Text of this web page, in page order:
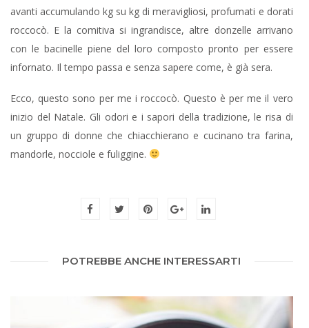
avanti accumulando kg su kg di meravigliosi, profumati e dorati
roccocò. E la comitiva si ingrandisce, altre donzelle arrivano
con le bacinelle piene del loro composto pronto per essere
infornato. Il tempo passa e senza sapere come, è già sera.
Ecco, questo sono per me i roccocò. Questo è per me il vero
inizio del Natale. Gli odori e i sapori della tradizione, le risa di
un gruppo di donne che chiacchierano e cucinano tra farina,
mandorle, nocciole e fuliggine.
POTREBBE ANCHE INTERESSARTI